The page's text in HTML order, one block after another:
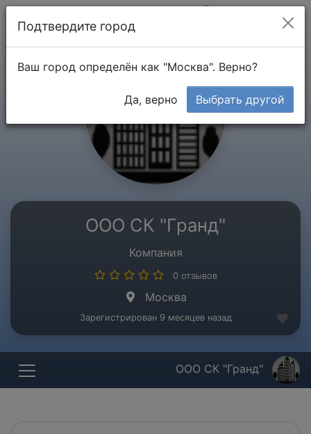
ООО СК "Гранд"
Компания
0 отзывов
Москва
Зарегистрирован 9 месяцев назад
ООО СК "Гранд"
Подтвердите город
Ваш город определён как "Москва". Верно?
Да, верно Выбрать другой